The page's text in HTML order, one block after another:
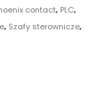
contact, PLC,
, Szafy sterownicze,